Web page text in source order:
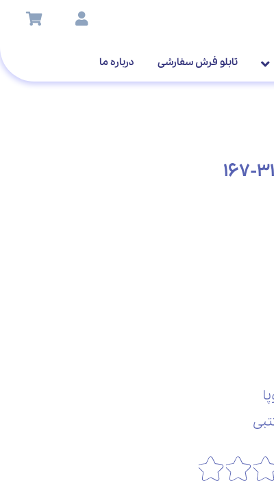
تابلو فرش سفارشی درباره ما